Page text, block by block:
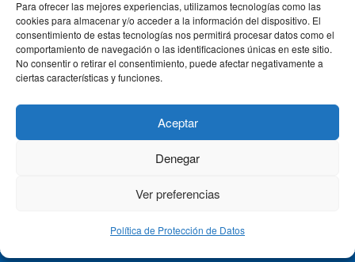
Para ofrecer las mejores experiencias, utilizamos tecnologías como las
cookies para almacenar y/o acceder a la información del dispositivo. El
consentimiento de estas tecnologías nos permitirá procesar datos como el
comportamiento de navegación o las identificaciones únicas en este sitio.
No consentir o retirar el consentimiento, puede afectar negativamente a
ciertas características y funciones.
Aceptar
Denegar
Ver preferencias
Política de Protección de Datos
CLÍNICA CEMTRO
QUIÉNES SOMOS